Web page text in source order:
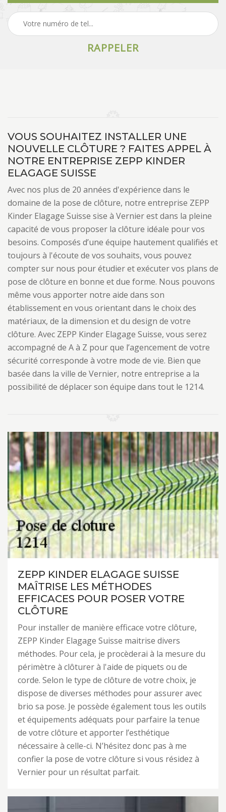
VOUS SOUHAITEZ INSTALLER UNE
NOUVELLE CLÔTURE ? FAITES APPEL À
NOTRE ENTREPRISE ZEPP KINDER
ELAGAGE SUISSE
Avec nos plus de 20 années d'expérience dans le
domaine de la pose de clôture, notre entreprise ZEPP
Kinder Elagage Suisse sise à Vernier est dans la pleine
capacité de vous proposer la clôture idéale pour vos
besoins. Composés d’une équipe hautement qualifiés et
toujours à l'écoute de vos souhaits, vous pouvez
compter sur nous pour étudier et exécuter vos plans de
pose de clôture en bonne et due forme. Nous pouvons
même vous apporter notre aide dans son
établissement en vous orientant dans le choix des
matériaux, de la dimension et du design de votre
clôture. Avec ZEPP Kinder Elagage Suisse, vous serez
accompagné de A à Z pour que l’agencement de votre
sécurité corresponde à votre mode de vie. Bien que
basée dans la ville de Vernier, notre entreprise a la
possibilité de déplacer son équipe dans tout le 1214.
ZEPP KINDER ELAGAGE SUISSE
MAÎTRISE LES MÉTHODES
EFFICACES POUR POSER VOTRE
CLÔTURE
Pour installer de manière efficace votre clôture,
ZEPP Kinder Elagage Suisse maitrise divers
méthodes. Pour cela, je procèderai à la mesure du
périmètre à clôturer à l'aide de piquets ou de
corde. Selon le type de clôture de votre choix, je
dispose de diverses méthodes pour assurer avec
brio sa pose. Je possède également tous les outils
et équipements adéquats pour parfaire la tenue
de votre clôture et apporter l’esthétique
nécessaire à celle-ci. N’hésitez donc pas à me
confier la pose de votre clôture si vous résidez à
Vernier pour un résultat parfait.